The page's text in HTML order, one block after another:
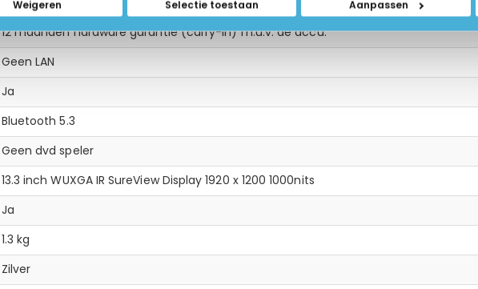
Weigeren Selectie toestaan Aanpassen
12 maanden hardware garantie (carry-in) m.u.v. de accu.
Geen LAN
Ja
Bluetooth 5.3
Geen dvd speler
13.3 inch WUXGA IR SureView Display 1920 x 1200 1000nits
Ja
1.3 kg
Zilver